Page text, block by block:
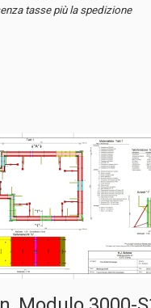
tasse più la spedizione